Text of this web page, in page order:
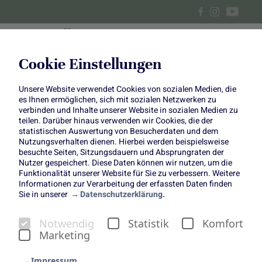
Cookie Einstellungen
Unsere Website verwendet Cookies von sozialen Medien, die
es Ihnen ermöglichen, sich mit sozialen Netzwerken zu
verbinden und Inhalte unserer Website in sozialen Medien zu
teilen. Darüber hinaus verwenden wir Cookies, die der
statistischen Auswertung von Besucherdaten und dem
Nutzungsverhalten dienen. Hierbei werden beispielsweise
besuchte Seiten, Sitzungsdauern und Absprungraten der
Nutzer gespeichert. Diese Daten können wir nutzen, um die
Funktionalität unserer Website für Sie zu verbessern. Weitere
Informationen zur Verarbeitung der erfassten Daten finden
Sie in unserer
Datenschutzerklärung.
Notwendig Statistik
Komfort
Marketing
Gebackene Süßkartoffeln
Der farbenfrohe Seelenwärmer
im Winter
Süßkartoffeln zubereiten ist ebenso einfach wie lecker.
Gerade in der kalten Jahreszeit erfreuen sich
Süßkartoffeln aus dem Backofen besonderer Beliebtheit.